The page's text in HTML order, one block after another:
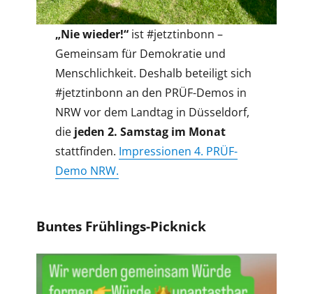
„Nie wieder!“ ist #jetztinbonn –
Gemeinsam für Demokratie und
Menschlichkeit. Deshalb beteiligt sich
#jetztinbonn an den PRÜF-Demos in
NRW vor dem Landtag in Düsseldorf,
die jeden 2. Samstag im Monat
stattfinden. Impressionen 4. PRÜF-
Demo NRW.
Buntes Frühlings-Picknick